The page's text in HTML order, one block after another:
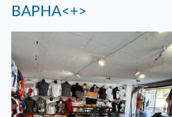
ВАРНА<+>